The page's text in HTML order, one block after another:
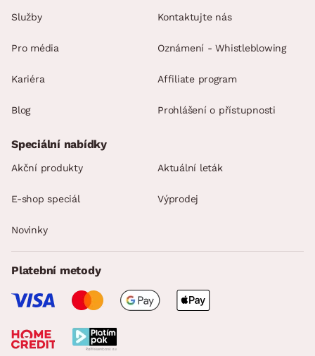
Služby
Pro média
Kariéra
Blog
Kontaktujte nás
Oznámení - Whistleblowing
Affiliate program
Prohlášení o přístupnosti
Speciální nabídky
Akční produkty Aktuální leták
E-shop speciál Výprodej
Novinky
Platební metody